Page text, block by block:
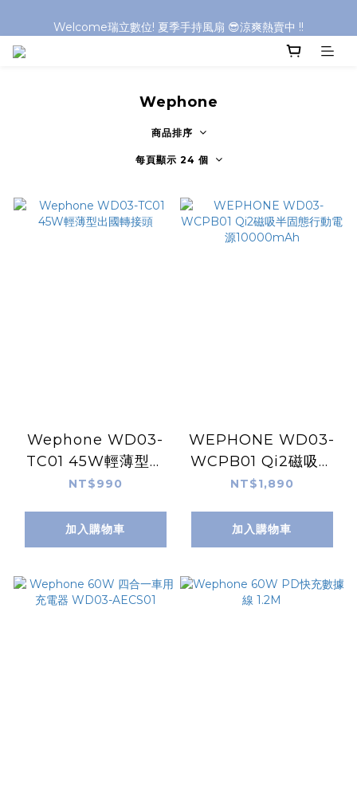
Welcome瑞立數位! 夏季手持風扇 😎涼爽熱賣中 !!
Wephone
商品排序
每頁顯示 24 個
Wephone WD03-
TC01 45W輕薄型出
國轉接頭
NT$990
加入購物車
WEPHONE WD03-
WCPB01 Qi2磁吸半
固態行動電源
NT$1,890
加入購物車